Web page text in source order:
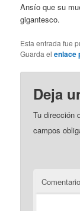
Ansío que su
gigantesco.
Esta entrada fue
Guarda elenlace
Deja
Tu dirección
campos
Comentario